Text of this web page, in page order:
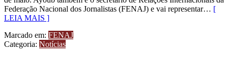
Federação Nacional dos Jornalistas (FENAJ) e vai representar… [
LEIA MAIS ]
Marcado em: FENAJ
Categoria: Notícias